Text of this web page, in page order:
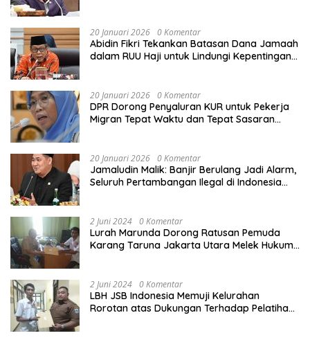
20 Januari 2026 0 Komentar
Abidin Fikri Tekankan Batasan Dana Jamaah
dalam RUU Haji untuk Lindungi Kepentingan
20 Januari 2026 0 Komentar
DPR Dorong Penyaluran KUR untuk Pekerja
Migran Tepat Waktu dan Tepat Sasaran
20 Januari 2026 0 Komentar
Jamaludin Malik: Banjir Berulang Jadi Alarm,
Seluruh Pertambangan Ilegal di Indonesia
2 Juni 2024 0 Komentar
Lurah Marunda Dorong Ratusan Pemuda
Karang Taruna Jakarta Utara Melek Hukum
2 Juni 2024 0 Komentar
LBH JSB Indonesia Memuji Kelurahan
Rorotan atas Dukungan Terhadap Pelatihan